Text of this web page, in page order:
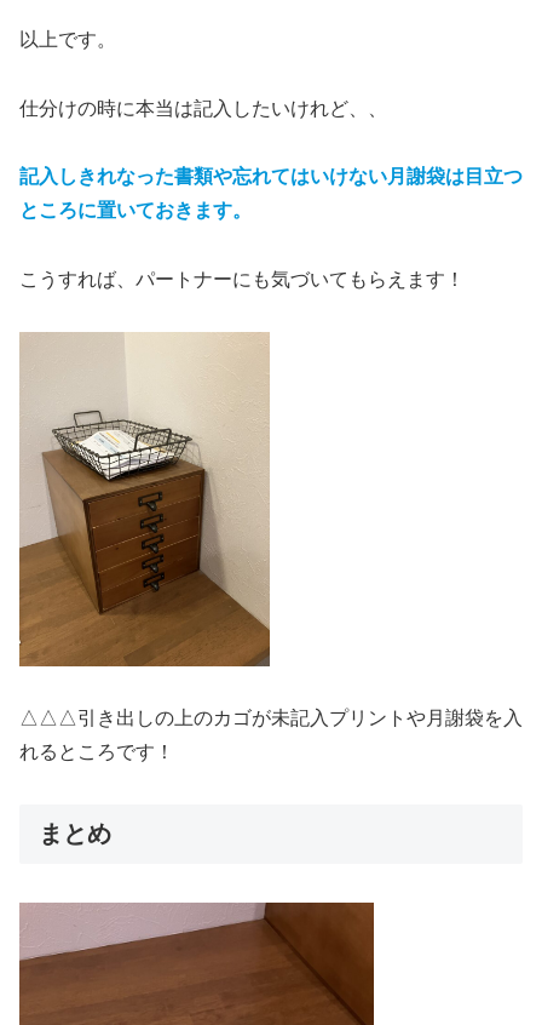
以上です。
仕分けの時に本当は記入したいけれど、、
記入しきれなった書類や忘れてはいけない月謝袋は目立つ
ところに置いておきます。
こうすれば、パートナーにも気づいてもらえます！
△△△引き出しの上のカゴが未記入プリントや月謝袋を入
れるところです！
まとめ